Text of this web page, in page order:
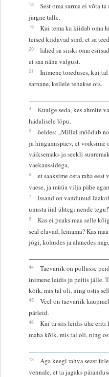
18
Sest oma surma ei võta
järgne talle.
19
Kui tema ka kiidab oma
teised kiidavad sind, et sa
20
lähed sa siiski oma
ei saa näha valgust.
21
Inimene toreduses, kui
sarnane, kellele tehakse ots.
4
Kuulge seda, kes ahmite
hädalisele lõpu,
5
öeldes: „Millal möödub
ja hingamispäev, et võiksime
väiksemaks ja seekli
vaekaussidega,
6
et saaksime osta raha
vaese, ja müüa vilja pähe
7
Issand on vandunud
unusta iial ühtegi nende
8
Kas ei peaks maa selle
seal elavad, leinama? Kas
jõgi, kohudes ja alanedes
44
Taevariik on põllusse
inimene leidis ja peitis jälle.
kõik, mis tal oli, ning ostis
45
Veel on taevariik
pärleid.
46
Kui ta siis leidis ühe eriti
maha kõik, mis tal oli, ning
13
Aga keegi rahva seast
vennale, et ta jagaks